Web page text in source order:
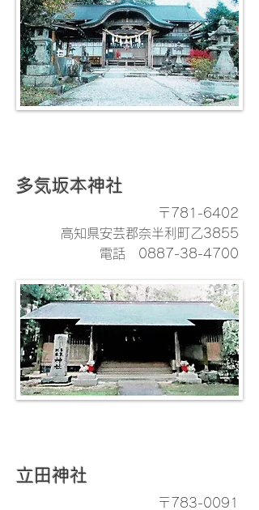
多気坂本神社
〒781-6402
高知県安芸郡奈半利町乙3855
電話 0887-38-4700
立田神社
〒783-0091